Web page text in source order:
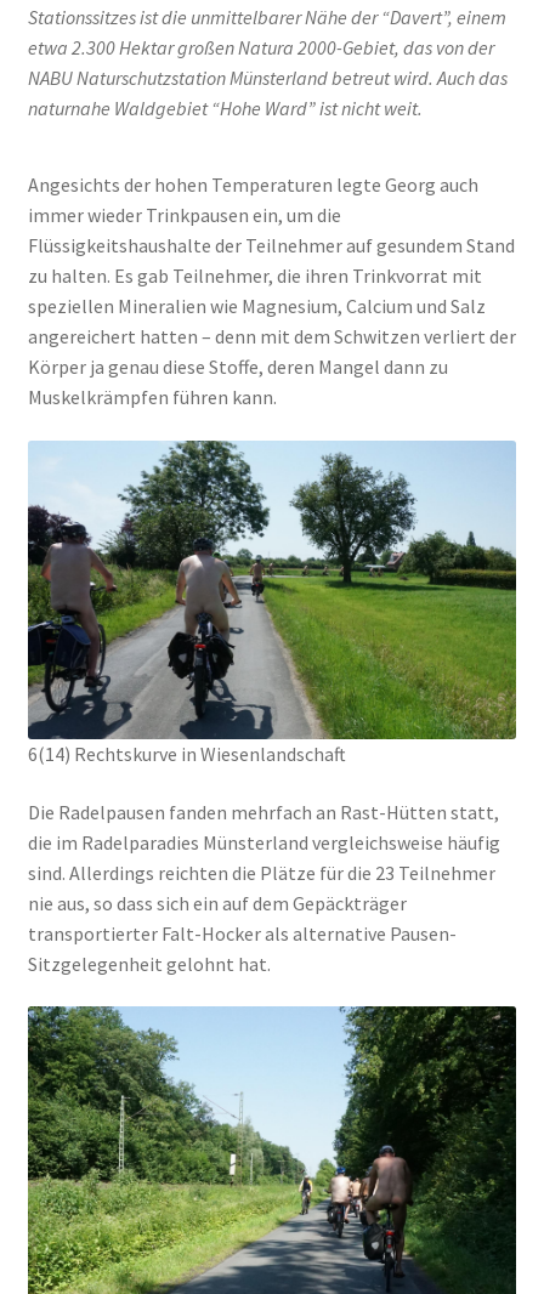
Stationssitzes ist die unmittelbarer Nähe der “Davert”, einem
etwa 2.300 Hektar großen Natura 2000-Gebiet, das von der
NABU Naturschutzstation Münsterland betreut wird. Auch das
naturnahe Waldgebiet “Hohe Ward” ist nicht weit.
Angesichts der hohen Temperaturen legte Georg auch
immer wieder Trinkpausen ein, um die
Flüssigkeitshaushalte der Teilnehmer auf gesundem Stand
zu halten. Es gab Teilnehmer, die ihren Trinkvorrat mit
speziellen Mineralien wie Magnesium, Calcium und Salz
angereichert hatten – denn mit dem Schwitzen verliert der
Körper ja genau diese Stoffe, deren Mangel dann zu
Muskelkrämpfen führen kann.
6(14) Rechtskurve in Wiesenlandschaft
Die Radelpausen fanden mehrfach an Rast-Hütten statt,
die im Radelparadies Münsterland vergleichsweise häufig
sind. Allerdings reichten die Plätze für die 23 Teilnehmer
nie aus, so dass sich ein auf dem Gepäckträger
transportierter Falt-Hocker als alternative Pausen-
Sitzgelegenheit gelohnt hat.